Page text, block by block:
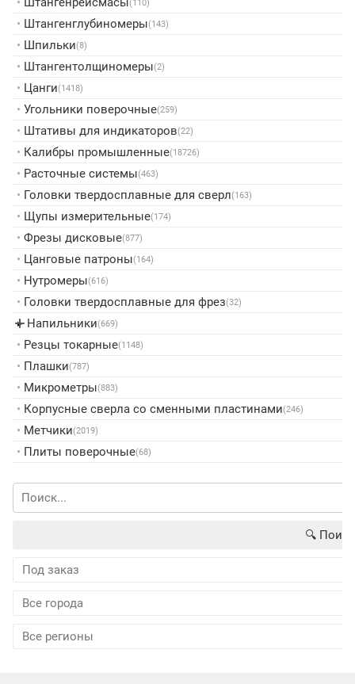
(110)
• Штангенглубиномеры(143)
• Шпильки(8)
• Штангентолщиномеры(2)
• Цанги(1418)
• Угольники поверочные(259)
• Штативы для индикаторов(22)
• Калибры промышленные(18726)
• Расточные системы(463)
• Головки твердосплавные для сверл(163)
• Щупы измерительные(174)
• Фрезы дисковые(877)
• Цанговые патроны(164)
• Нутромеры(616)
• Головки твердосплавные для фрез(32)
▸ Напильники(669)
• Резцы токарные(1148)
• Плашки(787)
• Микрометры(883)
• Корпусные сверла со сменными пластинами(246)
• Метчики(2019)
• Плиты поверочные(68)
🔍︎ Поиск